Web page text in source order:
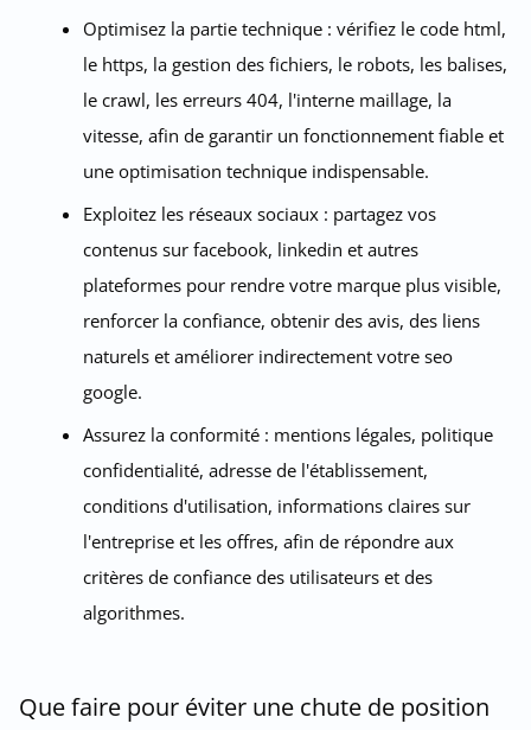
Optimisez la partie technique : vérifiez le code html,
le https, la gestion des fichiers, le robots, les balises,
le crawl, les erreurs 404, l'interne maillage, la
vitesse, afin de garantir un fonctionnement fiable et
une optimisation technique indispensable.
Exploitez les réseaux sociaux : partagez vos
contenus sur facebook, linkedin et autres
plateformes pour rendre votre marque plus visible,
renforcer la confiance, obtenir des avis, des liens
naturels et améliorer indirectement votre seo
google.
Assurez la conformité : mentions légales, politique
confidentialité, adresse de l'établissement,
conditions d'utilisation, informations claires sur
l'entreprise et les offres, afin de répondre aux
critères de confiance des utilisateurs et des
algorithmes.
Que faire pour éviter une chute de position